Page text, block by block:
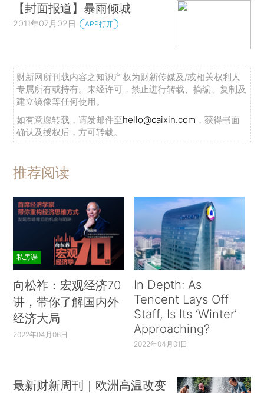
【封面报道】暴雨倾城
2011年07月02日 APP打开
财新网所刊载内容之知识产权为财新传媒及/或相关权利人
专属所有或持有。未经许可，禁止进行转载、摘编、复制及
建立镜像等任何使用。
如有意愿转载，请发邮件至hello@caixin.com ，获得书面
确认及授权后，方可转载。
推荐阅读
私房课
向松祚：宏观经济70
讲，带你了解国内外
经济大局
2022年04月06日
In Depth: As
Tencent Lays Off
Staff, Is Its ‘Winter’
Approaching?
2022年04月01日
最新财新周刊｜欧洲高温改变